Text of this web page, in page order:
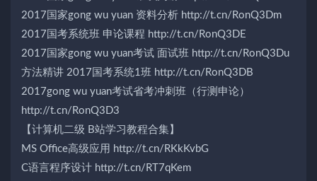
2017国家gong wu yuan 资料分析 http://t.cn/RonQ3Dm
2017国考系统班 申论课程 http://t.cn/RonQ3DE
2017国家gong wu yuan考试 面试班 http://t.cn/RonQ3Du
方法精讲 2017国考系统1班 http://t.cn/RonQ3DB
2017gong wu yuan考试省考冲刺班（行测申论）
http://t.cn/RonQ3D3
【计算机二级 B站学习教程合集】
MS Office高级应用 http://t.cn/RKkKvbG
C语言程序设计 http://t.cn/RT7qKem